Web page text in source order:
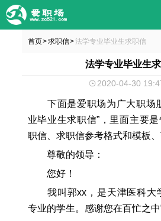
首页>求职信>法学专业毕业生求职信
法学专业毕业生
2020-04-30
下面是爱职场为广大职场
业毕业生求职信”，里面主要
职信、求职信参考格式和模板、
尊敬的领导：
您好！
我叫郭xx，是天津医科大
专业的学生。感谢您在百忙之